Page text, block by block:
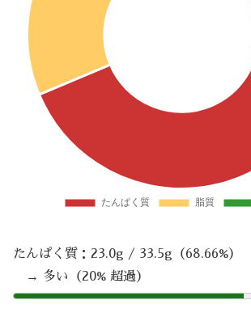
たんぱく質：23.0g / 33.5g（68.66%）
→ 多い（20% 超過）